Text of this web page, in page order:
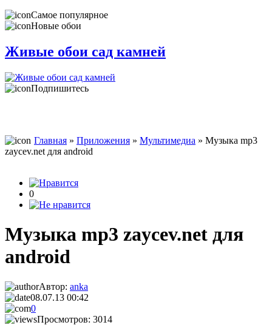
Самое популярное
Новые обои
Живые обои сад камней
Подпишитесь
Главная » Приложения » Мультимедиа » Музыка mp3
zaycev.net для android
0
Музыка mp3 zaycev.net для
android
Автор: anka
08.07.13 00:42
0
Просмотров: 3014